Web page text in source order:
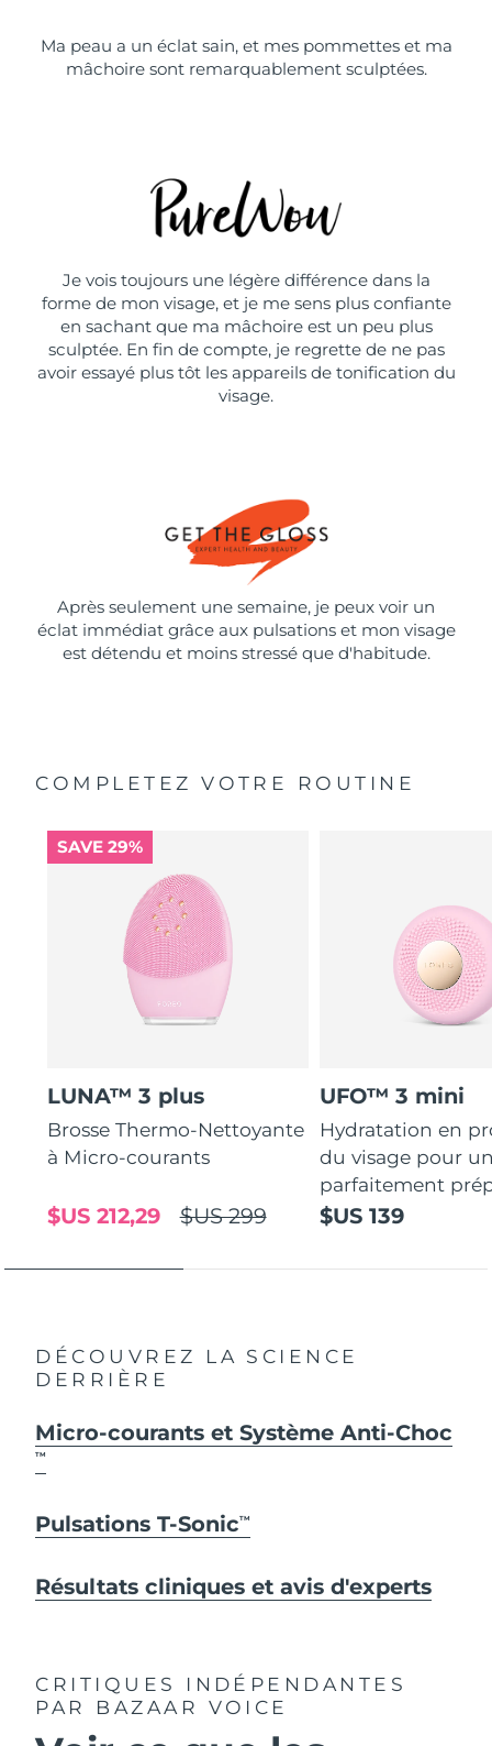
Ma peau a un éclat sain, et mes pommettes et ma
mâchoire sont remarquablement sculptées.
Je vois toujours une légère différence dans la
forme de mon visage, et je me sens plus confiante
en sachant que ma mâchoire est un peu plus
sculptée. En fin de compte, je regrette de ne pas
avoir essayé plus tôt les appareils de tonification du
visage.
Après seulement une semaine, je peux voir un
éclat immédiat grâce aux pulsations et mon visage
est détendu et moins stressé que d'habitude.
COMPLETEZ VOTRE ROUTINE
SAVE 29%
LUNA™ 3 plus
Brosse Thermo-Nettoyante
à Micro-courants
$US 299
$US 212,29
UFO™ 3 mini
Hydratation en
du visage pour
parfaitement
$US 139
DÉCOUVREZ LA SCIENCE
DERRIÈRE
Micro-courants et Système Anti-Choc
TM
Pulsations T-SonicTM
Résultats cliniques et avis d'experts
CRITIQUES INDÉPENDANTES
PAR BAZAAR VOICE